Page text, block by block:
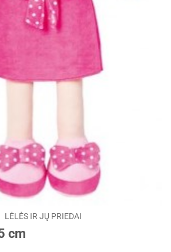
LĖLĖS IR JŲ PRIEDAI
cm